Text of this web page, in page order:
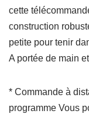
cette
construction
petite pour tenir
A portée de main
* Commande à
programme Vous